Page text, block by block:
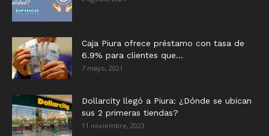
Caja Piura ofrece préstamo con tasa de
6.9% para clientes que...
7 mayo, 2021
Dollarcity llegó a Piura: ¿Dónde se ubican
sus 2 primeras tiendas?
11 noviembre, 2023